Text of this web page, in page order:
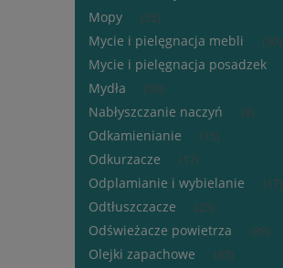
Mopy (35)
Mycie i pielęgnacja mebli (30)
Mycie i pielęgnacja posadzek
Mydła (50)
Nabłyszczanie naczyń (8)
Odkamienianie (15)
Odkurzacze (17)
Odplamianie i wybielanie (17)
Odtłuszczacze (25)
Odświeżacze powietrza (89)
Olejki zapachowe (83)